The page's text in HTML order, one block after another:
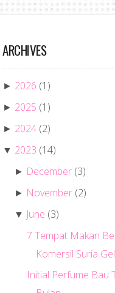
ARCHIVES
► 2026 (1)
► 2025 (1)
► 2024 (2)
▼ 2023 (14)
► December (3)
► November (2)
▼ June (3)
7 Tempat Makan
Komersil Suria
Initial Perfume Bau